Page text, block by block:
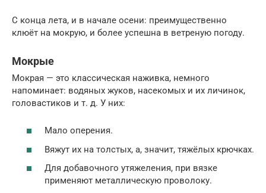
С конца лета, и в начале осени: преимущественно
клюёт на мокрую, и более успешна в ветреную погоду.
Мокрые
Мокрая — это классическая наживка, немного
напоминает: водяных жуков, насекомых и их личинок,
головастиков и т. д. У них:
Мало оперения.
Вяжут их на толстых, а, значит, тяжёлых крючках.
Для добавочного утяжеления, при вязке
применяют металлическую проволоку.